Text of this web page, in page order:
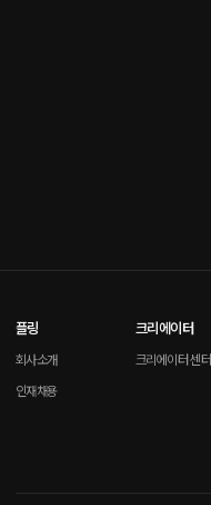
플링
회사소개
인재채용
크리에이터
크리에이터 센터